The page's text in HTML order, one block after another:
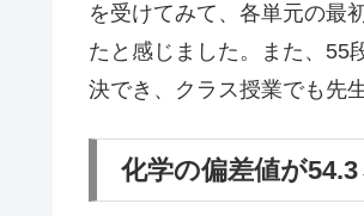
を受けてみて、各単元の最
たと感じました。また、55
決でき、クラス授業でも先
化学の偏差値が